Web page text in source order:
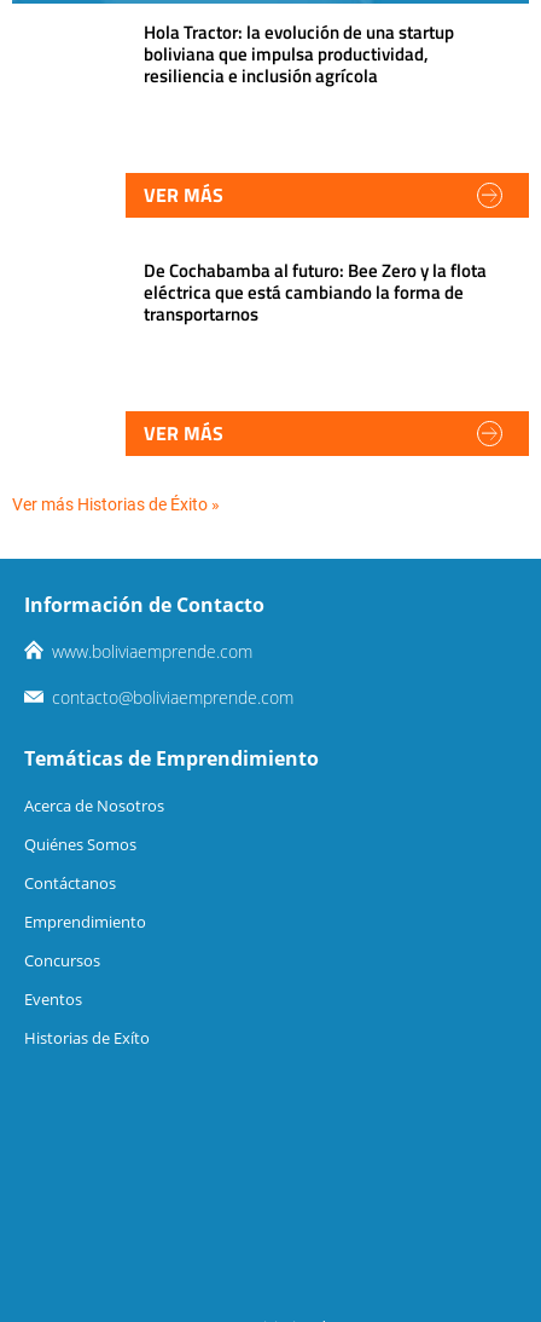
Hola Tractor: la evolución de una startup
boliviana que impulsa productividad,
resiliencia e inclusión agrícola
VER MÁS
De Cochabamba al futuro: Bee Zero y la flota
eléctrica que está cambiando la forma de
transportarnos
VER MÁS
Ver más Historias de Éxito »
Información de Contacto
www.boliviaemprende.com
contacto@boliviaemprende.com
Temáticas de Emprendimiento
Acerca de Nosotros
Quiénes Somos
Contáctanos
Emprendimiento
Concursos
Eventos
Historias de Exíto